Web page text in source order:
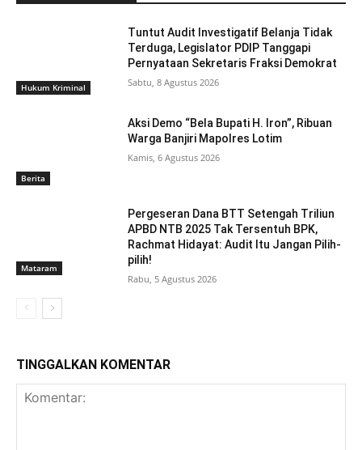
Hukum Kriminal
Tuntut Audit Investigatif Belanja Tidak
Terduga, Legislator PDIP Tanggapi
Pernyataan Sekretaris Fraksi Demokrat
Sabtu, 8 Agustus 2026
Berita
Aksi Demo “Bela Bupati H. Iron”, Ribuan
Warga Banjiri Mapolres Lotim
Kamis, 6 Agustus 2026
Mataram
Pergeseran Dana BTT Setengah Triliun
APBD NTB 2025 Tak Tersentuh BPK,
Rachmat Hidayat: Audit Itu Jangan Pilih-
pilih!
Rabu, 5 Agustus 2026
TINGGALKAN KOMENTAR